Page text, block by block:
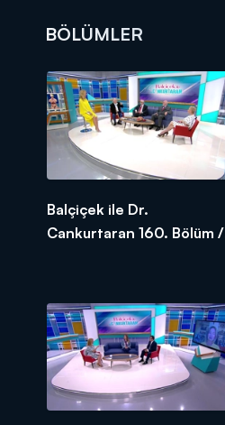
BÖLÜMLER
Balçiçek ile Dr.
Cankurtaran 160. Bölüm /